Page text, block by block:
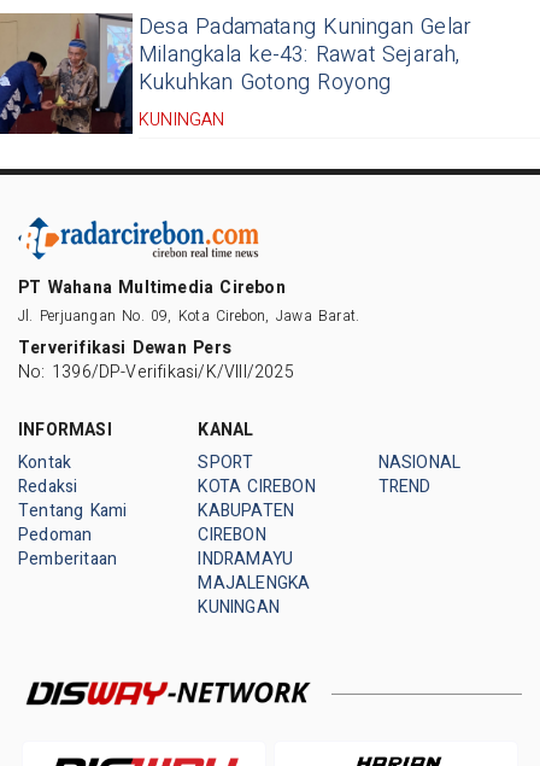
Desa Padamatang Kuningan Gelar
Milangkala ke-43: Rawat Sejarah,
Kukuhkan Gotong Royong
KUNINGAN
PT Wahana Multimedia Cirebon
Jl. Perjuangan No. 09, Kota Cirebon, Jawa Barat.
Terverifikasi Dewan Pers
No: 1396/DP-Verifikasi/K/VIII/2025
INFORMASI
Kontak
Redaksi
Tentang Kami
Pedoman
Pemberitaan
KANAL
SPORT
KOTA CIREBON
KABUPATEN
CIREBON
INDRAMAYU
MAJALENGKA
KUNINGAN
NASIONAL
TREND